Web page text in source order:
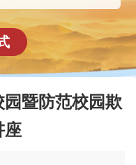
暨防范校园欺
座